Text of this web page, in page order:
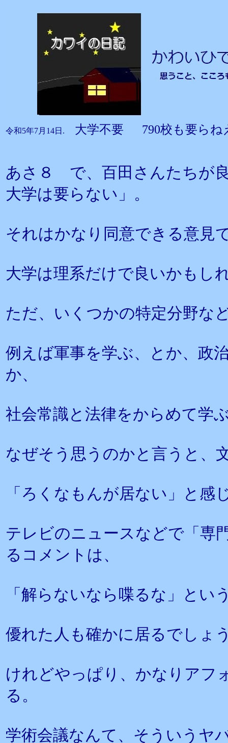
令和5年7月14日. 大学不要 790校も要らね
あさ８ で、百田さんたちが
大学は要らない」。
それはかなり同意できる意見
大学は理系だけで良いかもし
ただ、いくつかの特定分野な
例えば軍事を学ぶ、とか、政
か、
社会常識と法律をからめて学
なぜそう思うのかと言うと、
「ろくなもんが居ない」と感
テレビのニュースなどで「専
るコメントは、
「解らないなら喋るな」とい
優れた人も確かに居るでしょ
けれどやっぱり、かなりアフ
る。
学術会議なんて、そういうヤ